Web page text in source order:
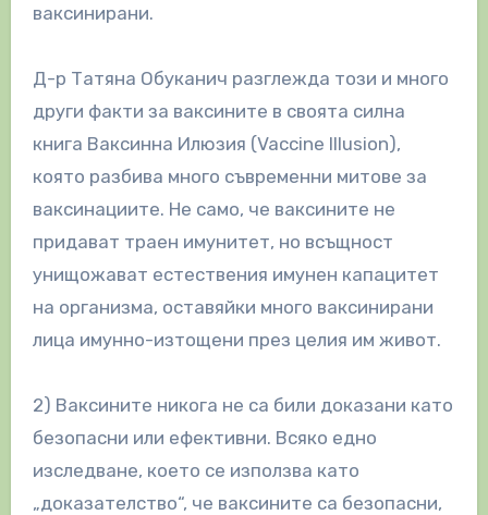
ваксинирани.
Д-р Татяна Обуканич разглежда този и много
други факти за ваксините в своята силна
книга Ваксинна Илюзия (Vaccine Illusion),
която разбива много съвременни митове за
ваксинациите. Не само, че ваксините не
придават траен имунитет, но всъщност
унищожават естествения имунен капацитет
на организма, оставяйки много ваксинирани
лица имунно-изтощени през целия им живот.
2) Ваксините никога не са били доказани като
безопасни или ефективни. Всяко едно
изследване, което се използва като
„доказателство“, че ваксините са безопасни,